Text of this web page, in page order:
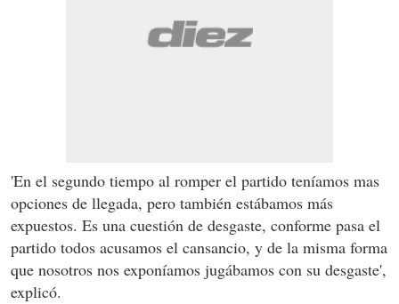
'En el segundo tiempo al romper el partido teníamos mas
opciones de llegada, pero también estábamos más
expuestos. Es una cuestión de desgaste, conforme pasa el
partido todos acusamos el cansancio, y de la misma forma
que nosotros nos exponíamos jugábamos con su desgaste',
explicó.